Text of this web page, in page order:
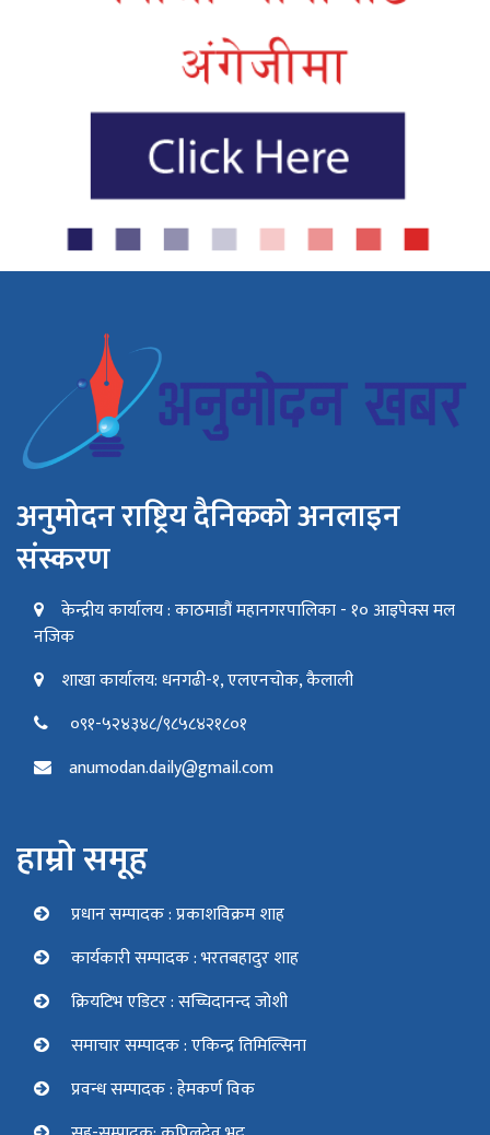
अनुमोदन राष्ट्रिय दैनिकको अनलाइन
संस्करण
केन्द्रीय कार्यालय : काठमाडौं महानगरपालिका - १० आइपेक्स मल
नजिक
शाखा कार्यालय: धनगढी-१, एलएनचोक, कैलाली
०९१-५२४३४८/९८५८४२१८०१
anumodan.daily@gmail.com
हाम्रो समूह
प्रधान सम्पादक : प्रकाशविक्रम शाह
कार्यकारी सम्पादक : भरतबहादुर शाह
क्रियटिभ एडिटर : सच्चिदानन्द जोशी
समाचार सम्पादक : एकिन्द्र तिमिल्सिना
प्रवन्ध सम्पादक : हेमकर्ण विक